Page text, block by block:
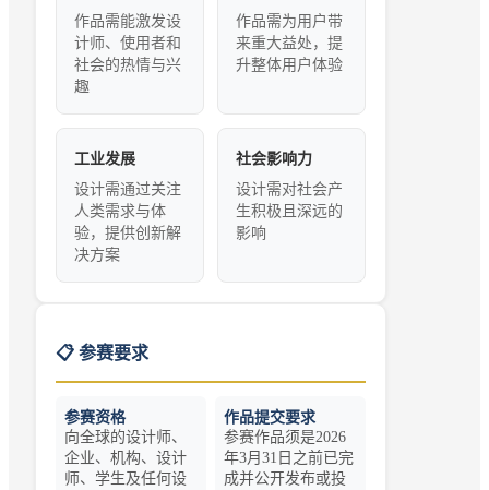
作品需能激发设
计师、使用者和
社会的热情与兴
趣
作品需为用户带
来重大益处，提
升整体用户体验
工业发展
设计需通过关注
人类需求与体
验，提供创新解
决方案
社会影响力
设计需对社会产
生积极且深远的
影响
📋 参赛要求
参赛资格
向全球的设计师、
企业、机构、设计
师、学生及任何设
作品提交要求
参赛作品须是2026
年3月31日之前已完
成并公开发布或投